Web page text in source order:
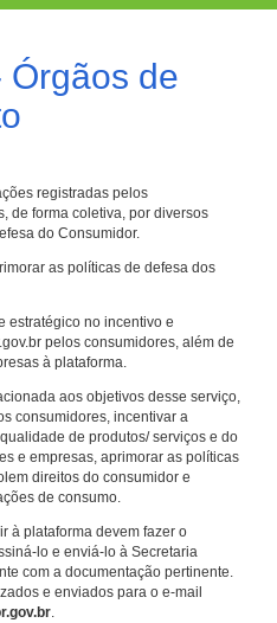
Órgãos de
registradas pelos
de forma coletiva, por diversos
do Consumidor.
as políticas de defesa dos
estratégico no incentivo e
pelos consumidores, além de
à plataforma.
aos objetivos desse serviço,
consumidores, incentivar a
de produtos/ serviços e do
e empresas, aprimorar as políticas
direitos do consumidor e
de consumo.
à plataforma devem fazer o
lo e enviá-lo à Secretaria
com a documentação pertinente.
e enviados para o e-mail
.